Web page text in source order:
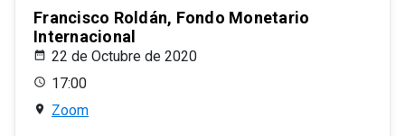
Francisco Roldán, Fondo Monetario
Internacional
22 de Octubre de 2020
17:00
Zoom